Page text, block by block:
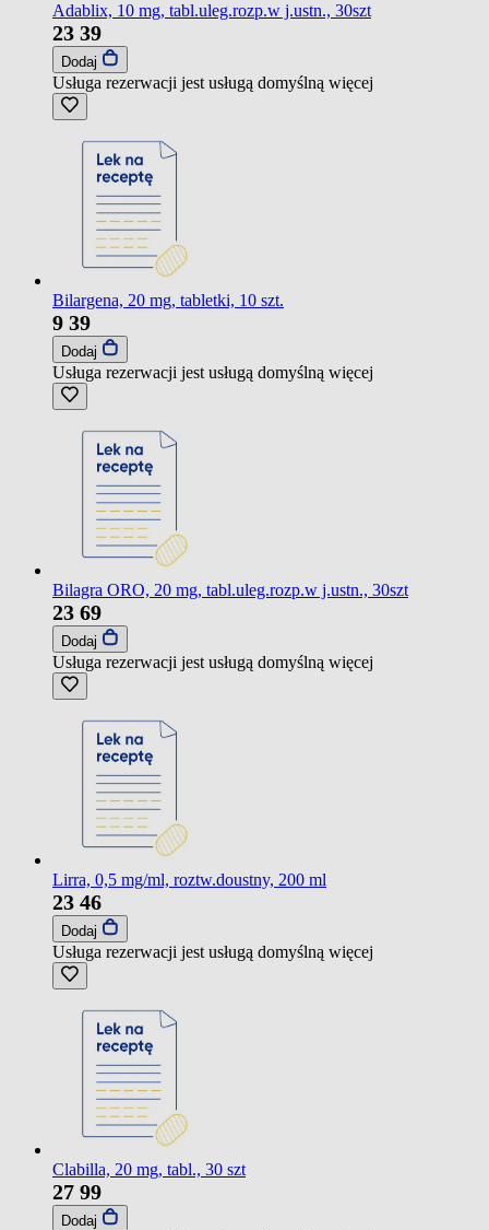
Adablix, 10 mg, tabl.uleg.rozp.w j.ustn., 30szt
23 39
Dodaj
Usługa rezerwacji jest usługą domyślną więcej
Bilargena, 20 mg, tabletki, 10 szt.
9 39
Dodaj
Usługa rezerwacji jest usługą domyślną więcej
Bilagra ORO, 20 mg, tabl.uleg.rozp.w j.ustn., 30szt
23 69
Dodaj
Usługa rezerwacji jest usługą domyślną więcej
Lirra, 0,5 mg/ml, roztw.doustny, 200 ml
23 46
Dodaj
Usługa rezerwacji jest usługą domyślną więcej
Clabilla, 20 mg, tabl., 30 szt
27 99
Dodaj